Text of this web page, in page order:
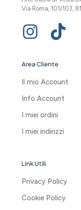
Via Roma, 101/103,
Area Cliente
Il mio Account
Info Account
I miei ordini
I miei indirizzi
Link Utili
Privacy Policy
Cookie Policy